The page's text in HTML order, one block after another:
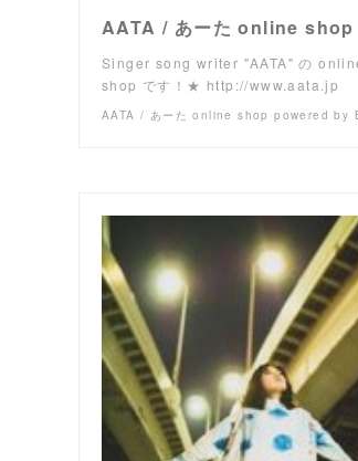
Singer song writer "AATA" の online